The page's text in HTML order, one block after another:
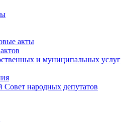
акты
и муниципальных услуг
народных депутатов